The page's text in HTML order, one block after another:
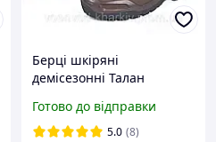
Берці шкіряні
демісезонні Талан
Готово до відправки
5.0 (8)